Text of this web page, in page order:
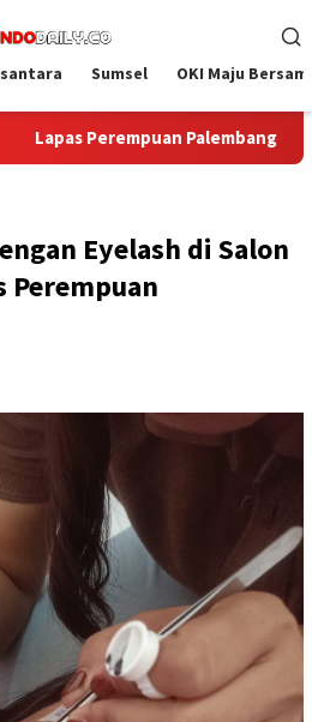
Sumsel OKI Maju
Kemerdekaan, Kobarkan
Eyelash di Salon
Perempuan